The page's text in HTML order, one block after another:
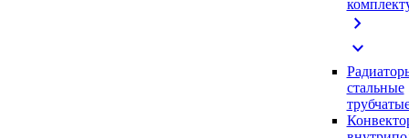
chevron_right
expand_more
стальные